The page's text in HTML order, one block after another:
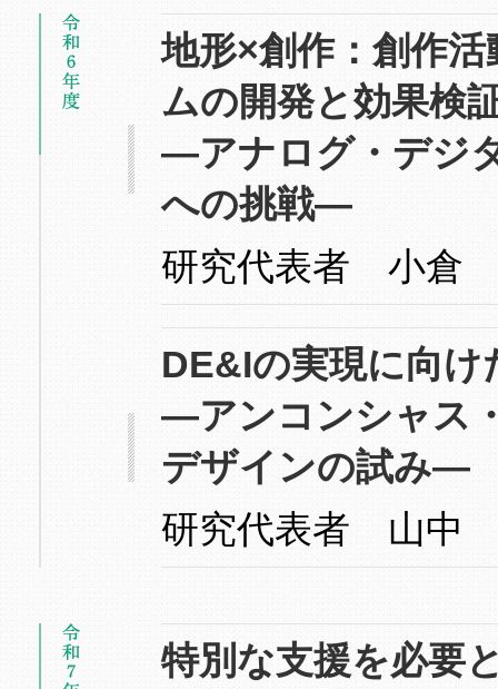
地形×創作：創作
ムの開発と効果検
―アナログ・デジ
への挑戦―
研究代表者 小倉
DE&Iの実現に向
―アンコンシャス
デザインの試み―
研究代表者 山中
特別な支援を必要